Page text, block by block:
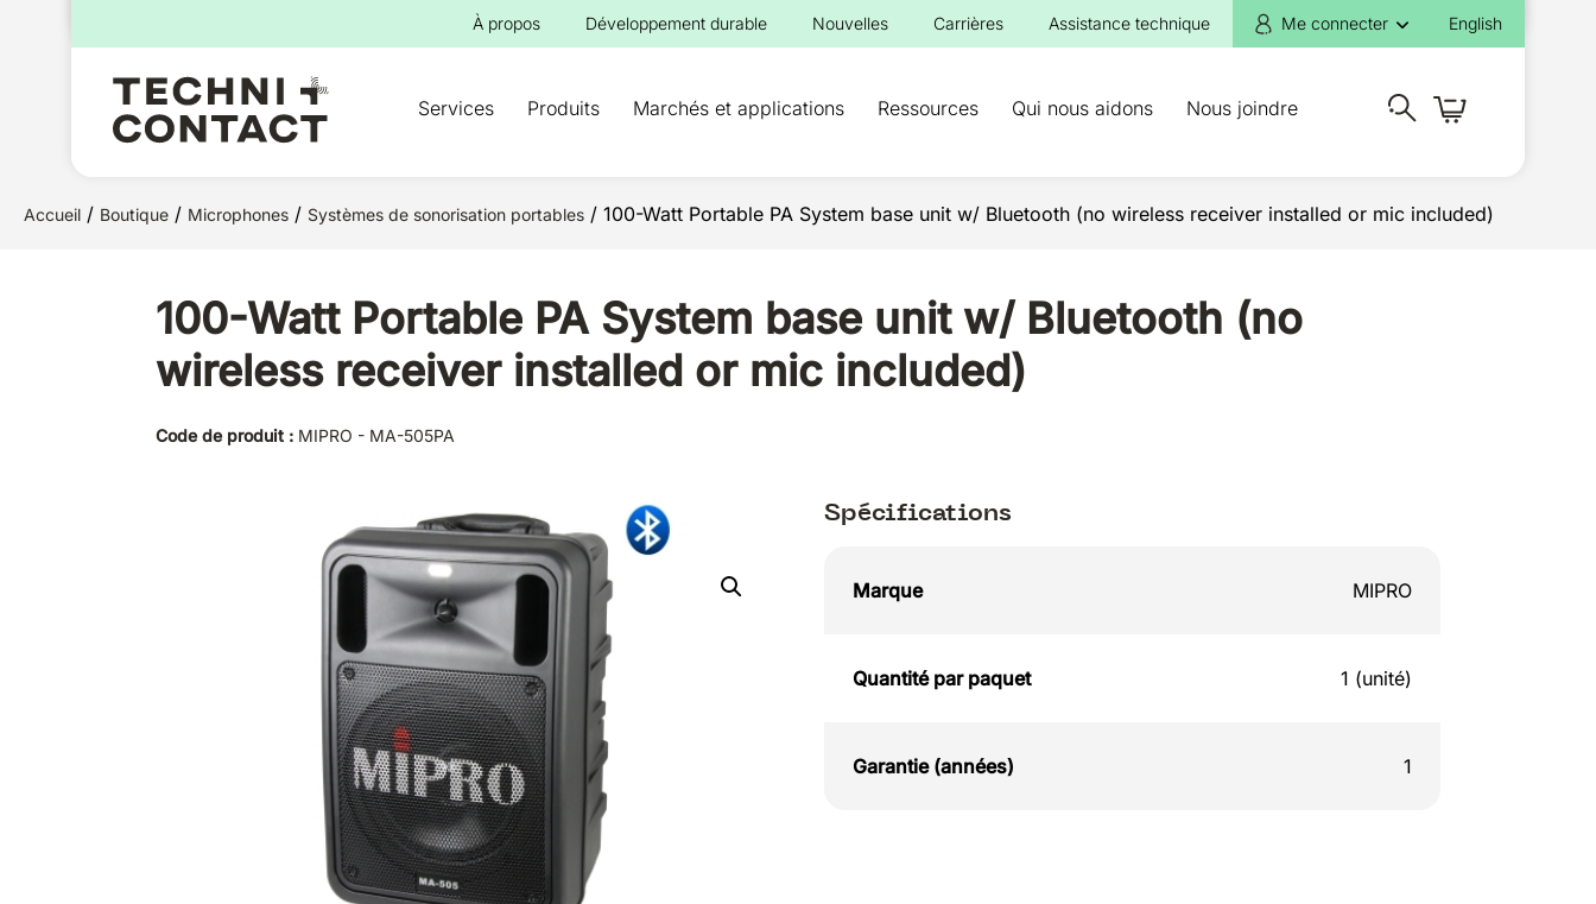
À propos Développement durable Nouvelles Carrières Assistance technique Me connecter English
Services Produits Marchés et applications Ressources Qui nous aidons Nous joindre
pour :
Accueil / Boutique / Microphones / Systèmes de sonorisation portables / 100-Watt Portable PA System base unit w/ Bluetooth (no wireless receiver installed or mic included)
100-Watt Portable PA System base unit w/ Bluetooth (no
wireless receiver installed or mic included)
Code de produit : MIPRO - MA-505PA
Spécifications
Marque MIPRO
Quantité par paquet 1 (unité)
Garantie (années) 1